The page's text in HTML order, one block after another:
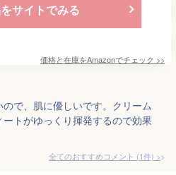
サイトでみる
価格と在庫をAmazonでチェック >>
で、肌に優しいです。クリーム
トがゆっくり揮発するので効果
全てのおすすめコメント (1件) >